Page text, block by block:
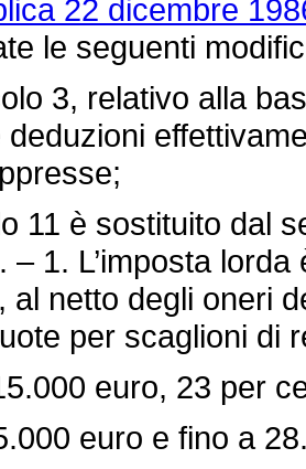
22 dicembre
le seguenti
3, relativo alla
deduzioni
11 è sostituito dal
– 1. L’imposta
al netto degli oneri
per scaglioni di
euro, 23 per
euro e fino a